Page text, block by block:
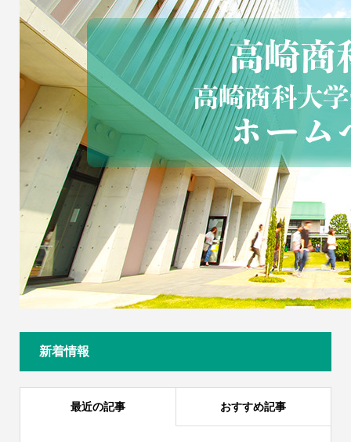
新着情報
最近の記事 おすすめ記事